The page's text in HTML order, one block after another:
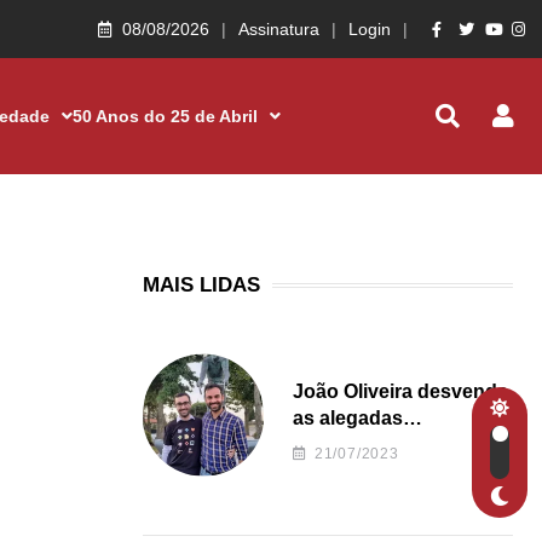
08/08/2026 Assinatura Login
50 Anos do 25 de Abril
MAIS LIDAS
João Oliveira desvenda
as alegadas
irregularidades da
Junta de Freguesia S.
21/07/2023